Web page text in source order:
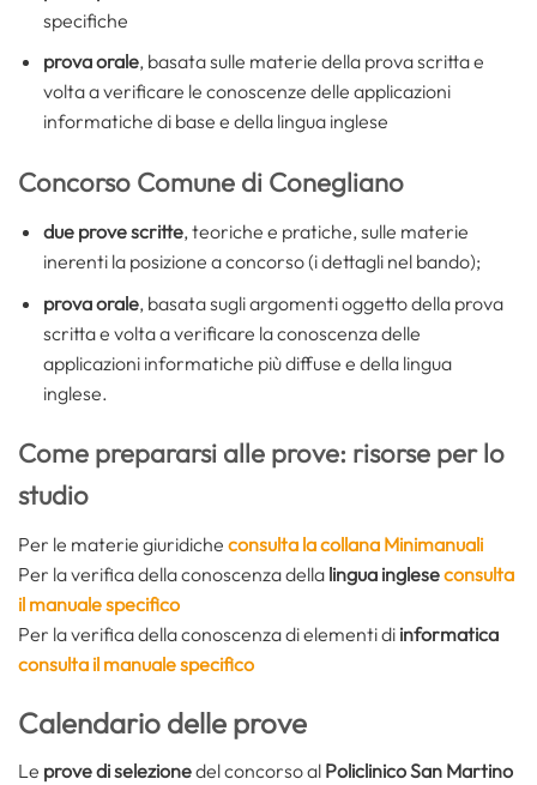
specifiche
prova orale, basata sulle materie della prova scritta e
volta a verificare le conoscenze delle applicazioni
informatiche di base e della lingua inglese
Concorso Comune di Conegliano
due prove scritte, teoriche e pratiche, sulle materie
inerenti la posizione a concorso (i dettagli nel bando);
prova orale, basata sugli argomenti oggetto della prova
scritta e volta a verificare la conoscenza delle
applicazioni informatiche più diffuse e della lingua
inglese.
Come prepararsi alle prove: risorse per lo
studio
Per le materie giuridiche consulta la collana Minimanuali
Per la verifica della conoscenza della lingua ingleseconsulta
il manuale specifico
Per la verifica della conoscenza di elementi di informatica
consulta il manuale specifico
Calendario delle prove
Le prove di selezionedel concorso al Policlinico San Martino